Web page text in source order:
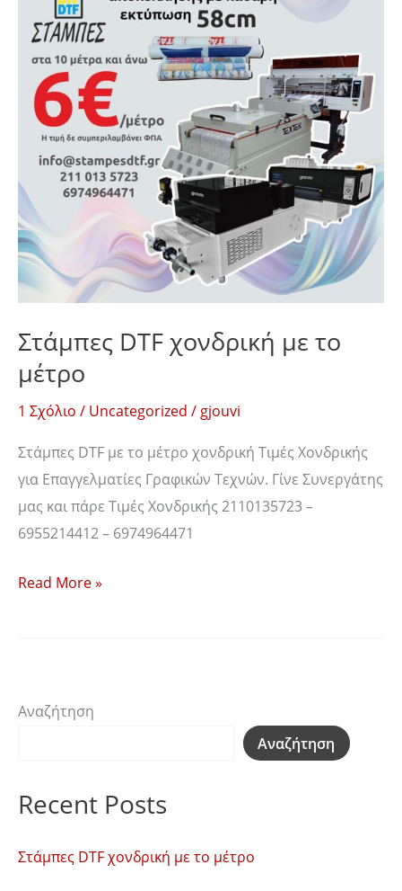
Στάμπες DTF χονδρική με το
μέτρο
1 Σχόλιο / Uncategorized / gjouvi
Στάμπες DTF με το μέτρο χονδρική Τιμές Χονδρικής
για Επαγγελματίες Γραφικών Τεχνών. Γίνε Συνεργάτης
μας και πάρε Τιμές Χονδρικής 2110135723 –
6955214412 – 6974964471
το
μέτρο
Read More »
Αναζήτηση
Αναζήτηση
Recent Posts
Στάμπες DTF χονδρική με το μέτρο